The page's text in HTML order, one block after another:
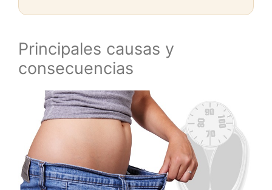
Principales causas y
consecuencias